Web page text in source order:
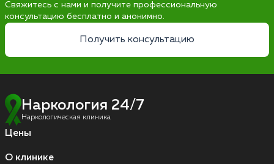
Свяжитесь с нами и получите профессиональную
консультацию бесплатно и анонимно.
Получить консультацию
Наркология 24/7
Наркологическая клиника
Цены
О клинике